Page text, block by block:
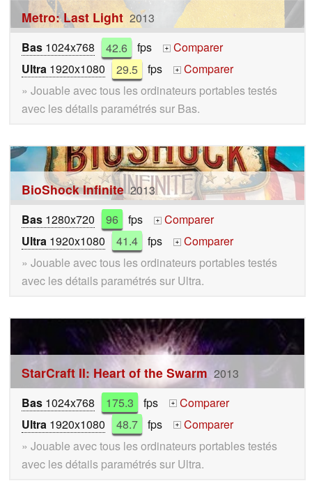
Metro: Last Light 2013
Bas 1024x768 42.6 fps +
Comparer
Ultra 1920x1080 29.5 fps +
Comparer
» Jouable avec tous les ordinateurs portables testés
avec les détails paramétrés sur Bas.
BioShock Infinite 2013
Bas 1280x720 96 fps +
Comparer
Ultra 1920x1080 41.4 fps +
Comparer
» Jouable avec tous les ordinateurs portables testés
avec les détails paramétrés sur Ultra.
StarCraft II: Heart of the Swarm 2013
Bas 1024x768 175.3 fps +
Comparer
Ultra 1920x1080 48.7 fps +
Comparer
» Jouable avec tous les ordinateurs portables testés
avec les détails paramétrés sur Ultra.